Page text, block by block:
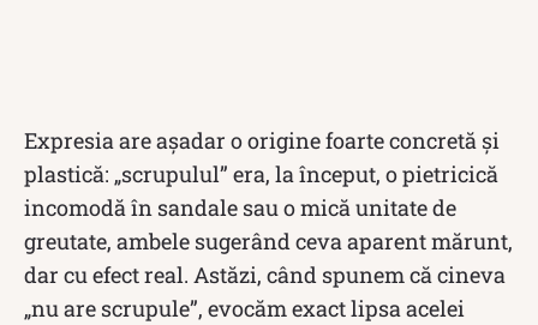
Expresia are așadar o origine foarte concretă și
plastică: „scrupulul” era, la început, o pietricică
incomodă în sandale sau o mică unitate de
greutate, ambele sugerând ceva aparent mărunt,
dar cu efect real. Astăzi, când spunem că cineva
„nu are scrupule”, evocăm exact lipsa acelei